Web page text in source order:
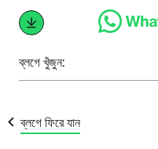
ব্লগে খুঁজুন:
ব্লগে ফিরে যান